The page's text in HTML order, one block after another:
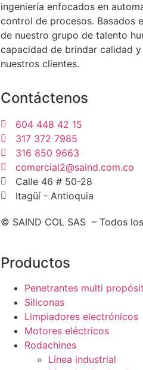
ingeniería enfocados en
control de procesos. Basados
de nuestro grupo de talento
capacidad de brindar calidad
nuestros clientes.
Contáctenos
604 448 42 15
317 372 7985
316 850 9663
comercial2@saind.com.co
Calle 46 # 50-28
Itagüí - Antioquia
© SAIND COL SAS – Todos
Productos
Penetrantes multi
Siliconas
Limpiadores electrónicos
Motores eléctricos
Rodachines
Línea industrial